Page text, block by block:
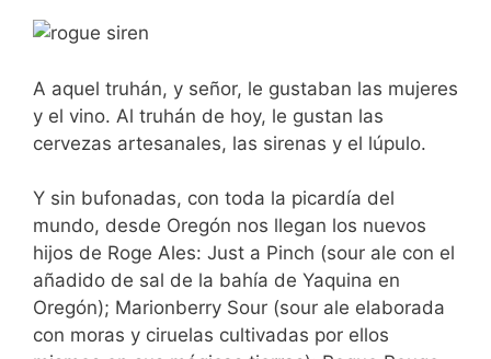
A aquel truhán, y señor, le gustaban las mujeres
y el vino. Al truhán de hoy, le gustan las
cervezas artesanales, las sirenas y el lúpulo.
Y sin bufonadas, con toda la picardía del
mundo, desde Oregón nos llegan los nuevos
hijos de Roge Ales: Just a Pinch (sour ale con el
añadido de sal de la bahía de Yaquina en
Oregón); Marionberry Sour (sour ale elaborada
con moras y ciruelas cultivadas por ellos